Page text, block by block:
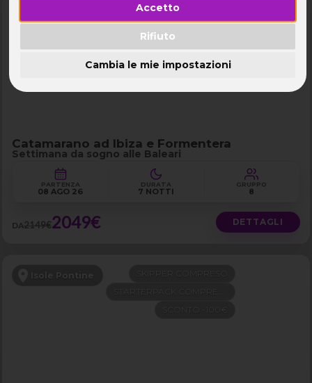
Accetto
Rifiuto
Cambia le mie impostazioni
VOLO COMPRESO
FERRAGOSTO
LAST MINUTE -100€
Catamarano ad Ibiza e Formentera
Settimana da sogno alle Baleari
PARTENZA
08 AGO 26
DURATA
7 NOTTI
GRUPPO
8
DA2149€2049€ DETTAGLI
Isole Pontine